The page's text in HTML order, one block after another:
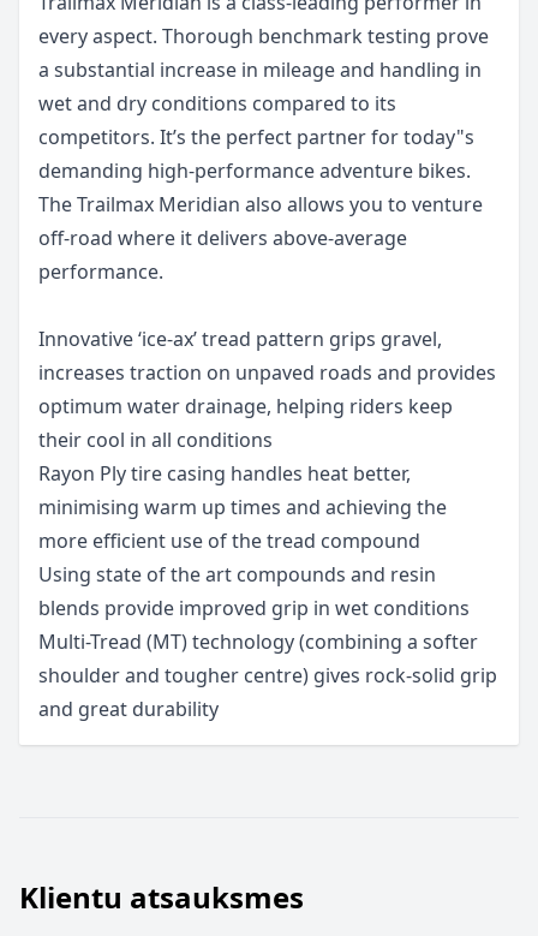
every aspect. Thorough benchmark testing prove
a substantial increase in mileage and handling in
wet and dry conditions compared to its
competitors. It’s the perfect partner for today"s
demanding high-performance adventure bikes.
The Trailmax Meridian also allows you to venture
off-road where it delivers above-average
performance.
Innovative ‘ice-ax’ tread pattern grips gravel,
increases traction on unpaved roads and provides
optimum water drainage, helping riders keep
their cool in all conditions
Rayon Ply tire casing handles heat better,
minimising warm up times and achieving the
more efficient use of the tread compound
Using state of the art compounds and resin
blends provide improved grip in wet conditions
Multi-Tread (MT) technology (combining a softer
shoulder and tougher centre) gives rock-solid grip
and great durability
Klientu atsauksmes